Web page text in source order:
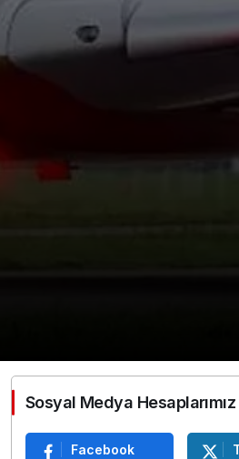
Sosyal Medya Hesaplarımız
Facebook